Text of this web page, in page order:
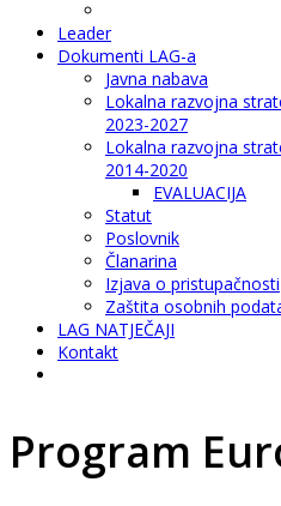
Leader
Dokumenti LAG-a
Javna nabava
Lokalna razvojna
2023-2027
Lokalna razvojna
2014-2020
EVALUACIJA
Statut
Poslovnik
Članarina
Izjava o pristupačnosti
Zaštita osobnih
LAG NATJEČAJI
Kontakt
Program